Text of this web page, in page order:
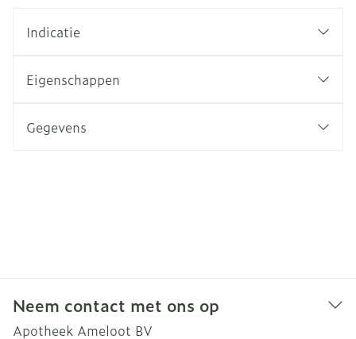
Indicatie
Eigenschappen
Gegevens
Neem contact met ons op
Apotheek Ameloot BV